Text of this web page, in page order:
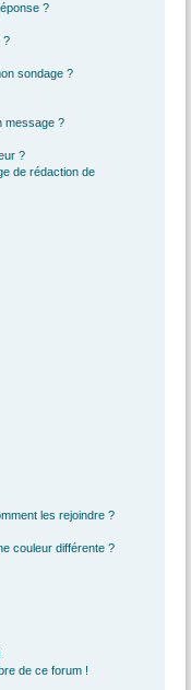
?
?
sondage ?
message ?
?
de rédaction de
les rejoindre ?
couleur différente ?
de ce forum !